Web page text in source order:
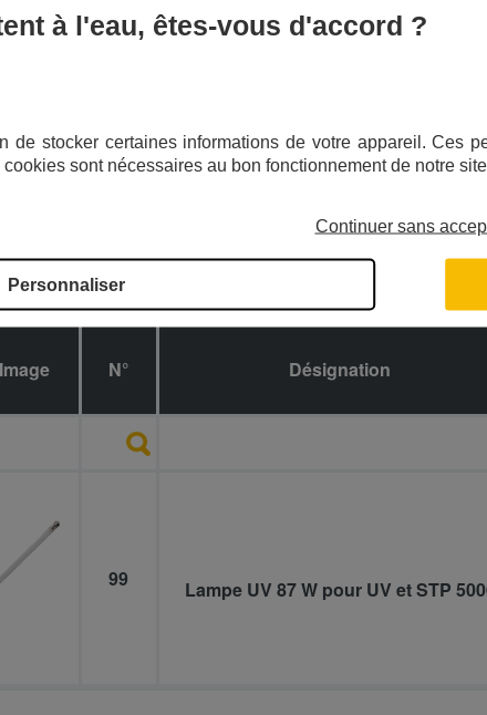
Image N° Désignation
99 Lampe UV 87 W pour UV et STP
à l'eau, êtes-vous d'accord ?
de stocker certaines informations de votre appareil. Ces
sont nécessaires au bon fonctionnement de notre
Continuer sans
Personnaliser